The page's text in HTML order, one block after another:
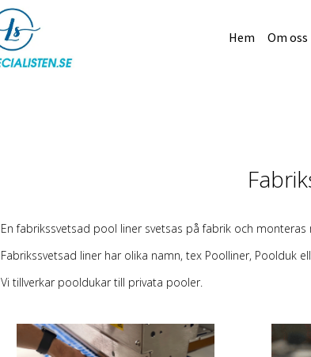
Hem Om oss
En fabrikssvetsad pool liner svetsas på fabrik och
Fabrikssvetsad liner har olika namn, tex Poolliner, Poolduk
Vi tillverkar pooldukar till privata pooler.